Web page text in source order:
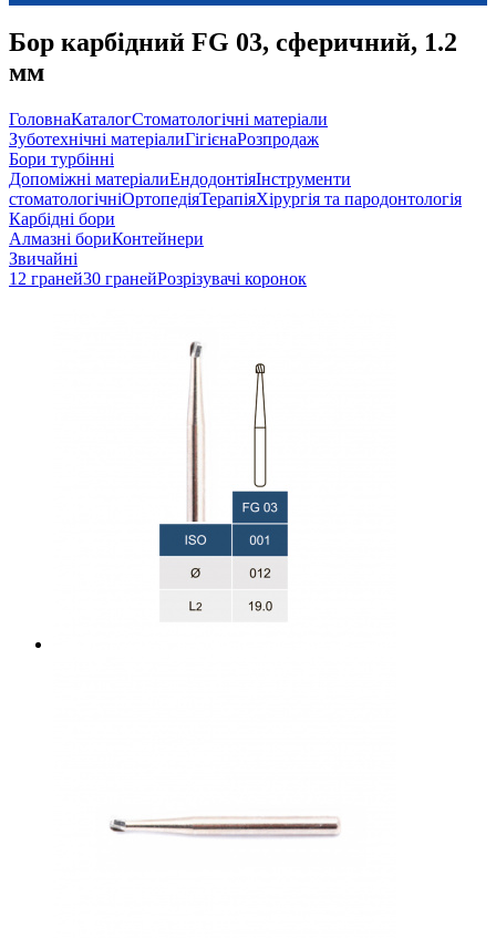
Бор карбідний FG 03, сферичний, 1.2
мм
ГоловнаКаталогСтоматологічні матеріали
Зуботехнічні матеріалиГігієнаРозпродаж
Бори турбінні
Допоміжні матеріалиЕндодонтіяІнструменти
стоматологічніОртопедіяТерапіяХірургія та пародонтологія
Карбідні бори
Алмазні бориКонтейнери
Звичайні
12 граней30 гранейРозрізувачі коронок